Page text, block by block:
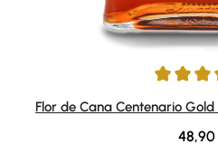
Durchschnittliche Bewertung
Flor de Cana Centenario Gold
48,90